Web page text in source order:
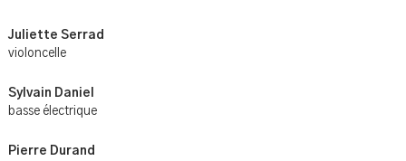
Juliette Serrad
violoncelle
Sylvain Daniel
basse électrique
Pierre Durand